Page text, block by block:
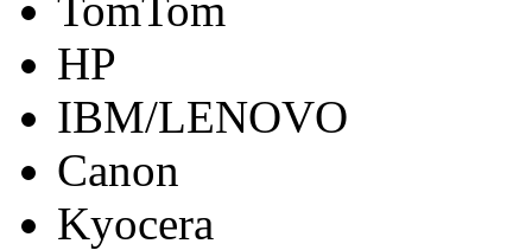
HP
IBM/LENOVO
Canon
Kyocera